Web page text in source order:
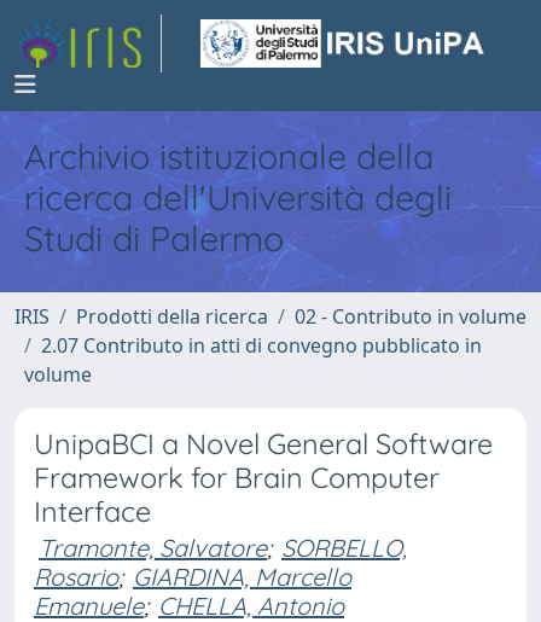
Archivio istituzionale della
ricerca dell'Università degli
Studi di Palermo
IRIS Prodotti della ricerca
02 - Contributo in volume
2.07 Contributo in atti di convegno pubblicato in
volume
UnipaBCI a Novel General Software
Framework for Brain Computer
Interface
Tramonte, Salvatore; SORBELLO,
Rosario; GIARDINA, Marcello
Emanuele; CHELLA, Antonio